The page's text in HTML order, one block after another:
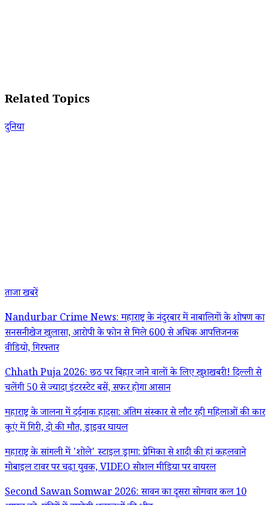
Related Topics
दुनिया
ताजा खबरें
Nandurbar Crime News: महाराष्ट्र के नंदुरबार में नाबालिगों के शोषण का
सनसनीखेज खुलासा, आरोपी के फोन से मिले 600 से अधिक आपत्तिजनक
वीडियो, गिरफ्तार
Chhath Puja 2026: छठ पर बिहार जाने वालों के लिए खुशखबरी! दिल्ली से
चलेंगी 50 से ज्यादा इंटरस्टेट बसें, सफर होगा आसान
महाराष्ट्र के जालना में दर्दनाक हादसा: अंतिम संस्कार से लौट रही महिलाओं की कार
कुएं में गिरी, दो की मौत, ड्राइवर घायल
महाराष्ट्र के सांगली में 'शोले' स्टाइल ड्रामा: प्रेमिका से शादी की हां कहलवाने
मोबाइल टावर पर चढ़ा युवक, VIDEO सोशल मीडिया पर वायरल
Second Sawan Somwar 2026: सावन का दूसरा सोमवार कल 10